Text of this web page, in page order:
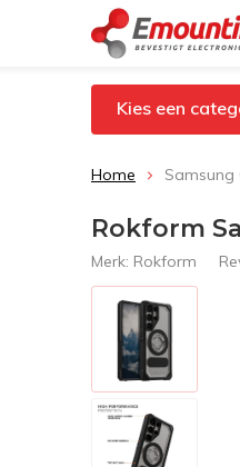
Kies een
Home Samsung
Rokform
Merk: Rokform